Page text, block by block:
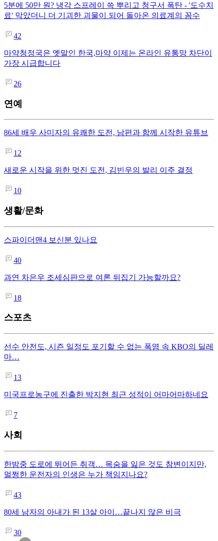
5분에 50만 원? 냉각 스프레이 쓱 뿌리고 청구서 폭탄 - '도수치
료' 막았더니 더 기괴한 괴물이 되어 돌아온 의료계의 꼼수
42
마약청정국은 옛말인 한국,마약 이제는 온라인 유통망 차단이
가장 시급합니다
26
연예
86세 배우 사미자의 유쾌한 도전, 남편과 함께 시작한 유튜브
12
새로운 시작을 위한 멋진 도전, 김빈우의 발리 이주 결정
10
생활/문화
스파이더맨4 보신분 있나요
40
과연 차은우 조세심판으로 여론 뒤집기 가능할까요?
18
스포츠
선수 안전도, 시즌 일정도 포기할 수 없는 폭염 속 KBO의 딜레
마…
13
미국프로농구에 진출한 박지현 최근 성적이 어마어마하네요
7
사회
한밤중 도로에 뛰어든 취객… 목숨을 잃은 것도 참변이지만,
멀쩡한 운전자의 인생은 누가 책임지나요?
43
80세 남자의 아내가 된 13살 아이…끝나지 않은 비극
30